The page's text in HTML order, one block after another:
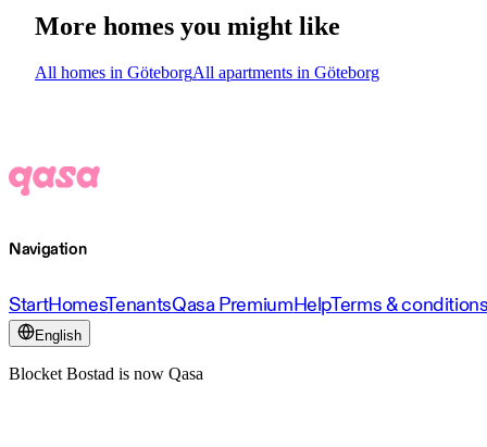
More homes you might like
All homes in GöteborgAll apartments in Göteborg
Navigation
StartHomesTenantsQasa PremiumHelpTerms &
English
Blocket Bostad is now Qasa